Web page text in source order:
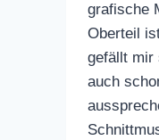
grafische
Oberteil
gefällt mir
auch